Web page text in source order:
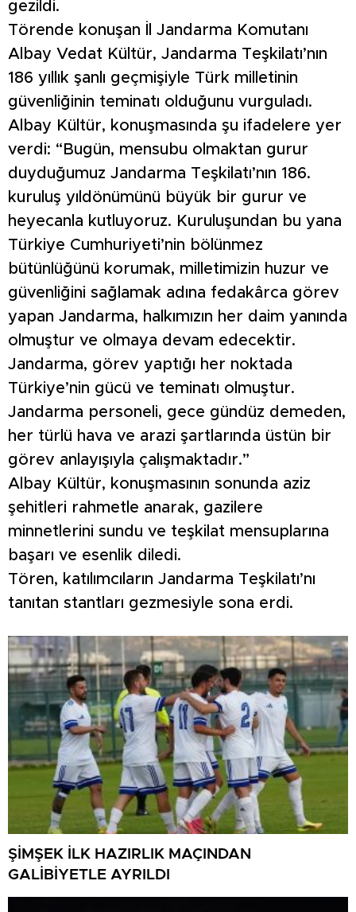
gezildi.
Törende konuşan İl Jandarma Komutanı
Albay Vedat Kültür, Jandarma Teşkilatı’nın
186 yıllık şanlı geçmişiyle Türk milletinin
güvenliğinin teminatı olduğunu vurguladı.
Albay Kültür, konuşmasında şu ifadelere yer
verdi: “Bugün, mensubu olmaktan gurur
duyduğumuz Jandarma Teşkilatı’nın 186.
kuruluş yıldönümünü büyük bir gurur ve
heyecanla kutluyoruz. Kuruluşundan bu yana
Türkiye Cumhuriyeti’nin bölünmez
bütünlüğünü korumak, milletimizin huzur ve
güvenliğini sağlamak adına fedakârca görev
yapan Jandarma, halkımızın her daim yanında
olmuştur ve olmaya devam edecektir.
Jandarma, görev yaptığı her noktada
Türkiye’nin gücü ve teminatı olmuştur.
Jandarma personeli, gece gündüz demeden,
her türlü hava ve arazi şartlarında üstün bir
görev anlayışıyla çalışmaktadır.”
Albay Kültür, konuşmasının sonunda aziz
şehitleri rahmetle anarak, gazilere
minnetlerini sundu ve teşkilat mensuplarına
başarı ve esenlik diledi.
Tören, katılımcıların Jandarma Teşkilatı’nı
tanıtan stantları gezmesiyle sona erdi.
ŞİMŞEK İLK HAZIRLIK MAÇINDAN
GALİBİYETLE AYRILDI